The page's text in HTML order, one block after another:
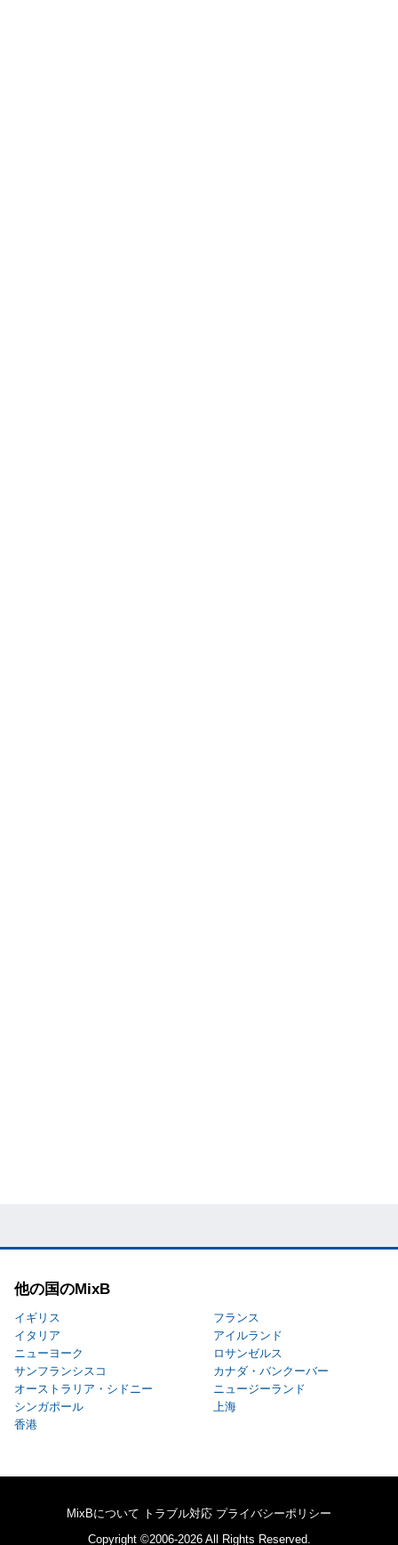
他の国のMixB
イギリス
フランス
イタリア
アイルランド
ニューヨーク
ロサンゼルス
サンフランシスコ
カナダ・バンクーバー
オーストラリア・シドニー
ニュージーランド
シンガポール
上海
香港
MixBについて トラブル対応 プライバシーポリシー
Copyright ©2006-2026 All Rights Reserved.